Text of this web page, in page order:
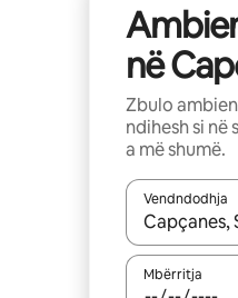
në
Zbulo
ndihesh si
a më shumë.
Vendndodhja
Kur
Mbërritja